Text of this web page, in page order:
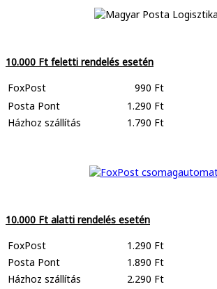
10.000 Ft feletti rendelés esetén
FoxPost
990 Ft
Posta Pont
1.290 Ft
Házhoz szállítás
1.790 Ft
10.000 Ft alatti rendelés esetén
FoxPost
1.290 Ft
Posta Pont
1.890 Ft
Házhoz szállítás
2.290 Ft